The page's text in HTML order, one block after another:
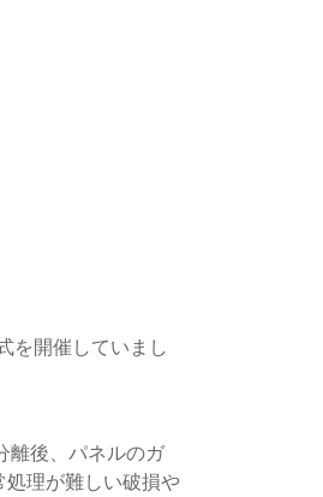
を開催していまし
離後、パネルのガ
理が難しい破損や